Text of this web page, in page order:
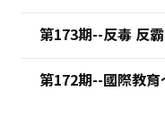
第173期--反毒 反
第172期--國際教